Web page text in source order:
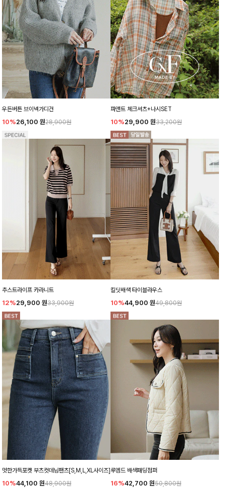
우든버튼 브이넥가디건
10%26,100 원28,900원
파앤트 체크셔츠+나시SET
10%29,900 원33,200원
추스트라이프 카라니트
12%29,900 원33,900원
킬딧배색 타이블라우스
10%44,900 원49,800원
멋한가득포켓 부츠컷데님팬츠[S,M,L,XL사이즈]
10%44,100 원48,900원
루엠드 배색패딩점퍼
16%42,700 원50,800원